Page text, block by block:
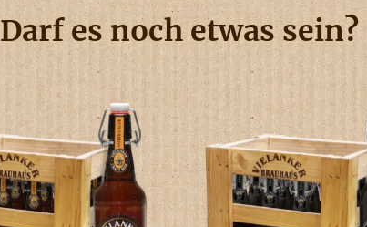
Darf es noch etwas sein?